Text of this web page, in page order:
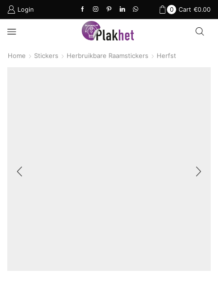
Login 0 Cart €0.00
Home Stickers Herbruikbare Raamstickers Herfst